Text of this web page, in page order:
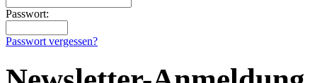
Passwort:
Passwort vergessen?